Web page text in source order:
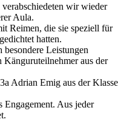
wir wieder
Aula.
Reimen, die sie speziell für
hatten.
besondere Leistungen
Känguruteilnehmer aus der
Adrian Emig aus der Klasse
Engagement. Aus jeder